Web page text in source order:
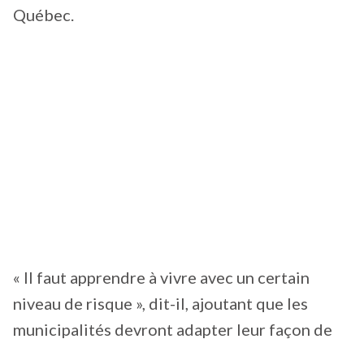
Québec.
« Il faut apprendre à vivre avec un certain
niveau de risque », dit-il, ajoutant que les
municipalités devront adapter leur façon de